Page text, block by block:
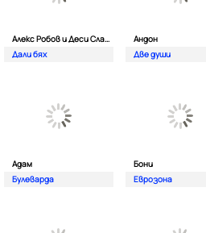
Алекс Робов и Деси Слава
Дали бях
Андон
Две души
Адам
Булеварда
Бони
Еврозона